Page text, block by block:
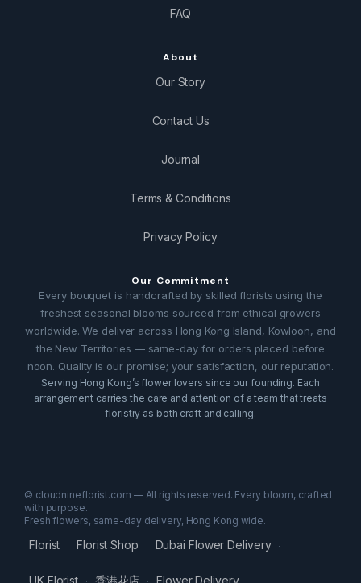
FAQ
About
Our Story
Contact Us
Journal
Terms & Conditions
Privacy Policy
Our Commitment
Every bouquet is handcrafted by skilled florists using the
freshest seasonal blooms sourced from ethical growers
worldwide. We deliver across Hong Kong Island, Kowloon, and
the New Territories — same-day for orders placed before
noon. Quality is our promise; your satisfaction, our reputation.
Serving Hong Kong’s flower lovers since our founding. Each
arrangement carries the care and attention of a team that treats
floristry as both craft and calling.
© cloudnineflorist.com — All rights reserved. Every bloom, crafted
with purpose.
Fresh flowers, same-day delivery, Hong Kong wide.
Florist · Florist Shop · Dubai Flower Delivery ·
UK Florist 香港花店 Flower Delivery